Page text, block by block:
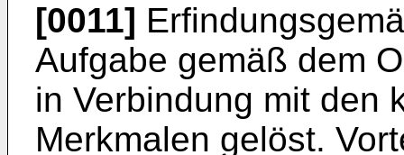
[0011]
Aufgabe gemäß dem
in Verbindung mit den
Merkmalen gelöst.